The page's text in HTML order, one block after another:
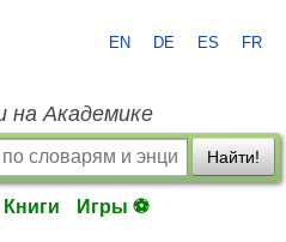
EN DE ES FR
на Академике
Найти!
Книги Игры ⚽